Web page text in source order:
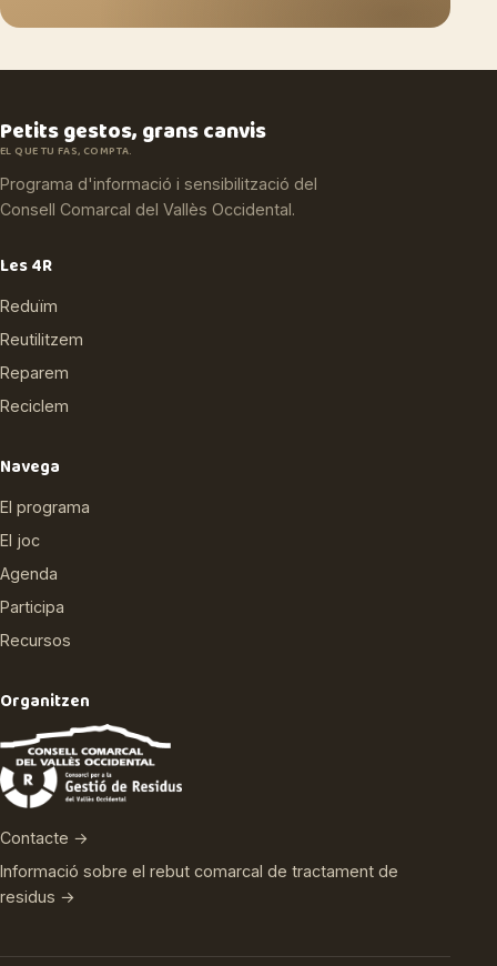
Petits gestos, grans canvis
EL QUE TU FAS, COMPTA.
Programa d'informació i sensibilització del
Consell Comarcal del Vallès Occidental.
Les 4R
Reduïm
Reutilitzem
Reparem
Reciclem
Navega
El programa
El joc
Agenda
Participa
Recursos
Organitzen
Contacte →
Informació sobre el rebut comarcal de tractament de
residus →